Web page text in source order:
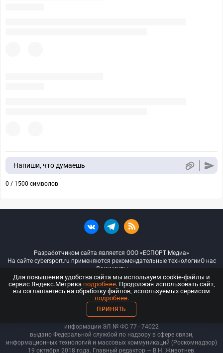
Напиши, что думаешь
0 / 1500 символов
Разработчиком сайта является ООО «ЕСПОРТ Медиа»
На сайте cybersport.ru применяются рекомендательные технологииО нас
Документы
© ООО «Киберспорт.ру» — Все права защищены
18+
ООО «Киберспорт.ру». Свидетельство о регистрации средств массовой
информации ЭЛ № ФС 77 - 74022
выдано Федеральной службой по надзору в сфере связи,
информационных технологий и массовых коммуникаций (Роскомнадзор)
19 октября 2018 года. Главный редактор — В.Н. Животнев.
Для повышения удобства сайта мы используем cookie-файлы и
сервис Яндекс.Метрика подробнее. Продолжая использовать сайт,
вы соглашаетесь на обработку файлов, используемых сервисом
подробнее.
ПРИНЯТЬ